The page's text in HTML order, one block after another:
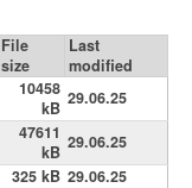
File
size
Last
modified
10458
kB 29.06.25
47611
kB 29.06.25
325 kB 29.06.25